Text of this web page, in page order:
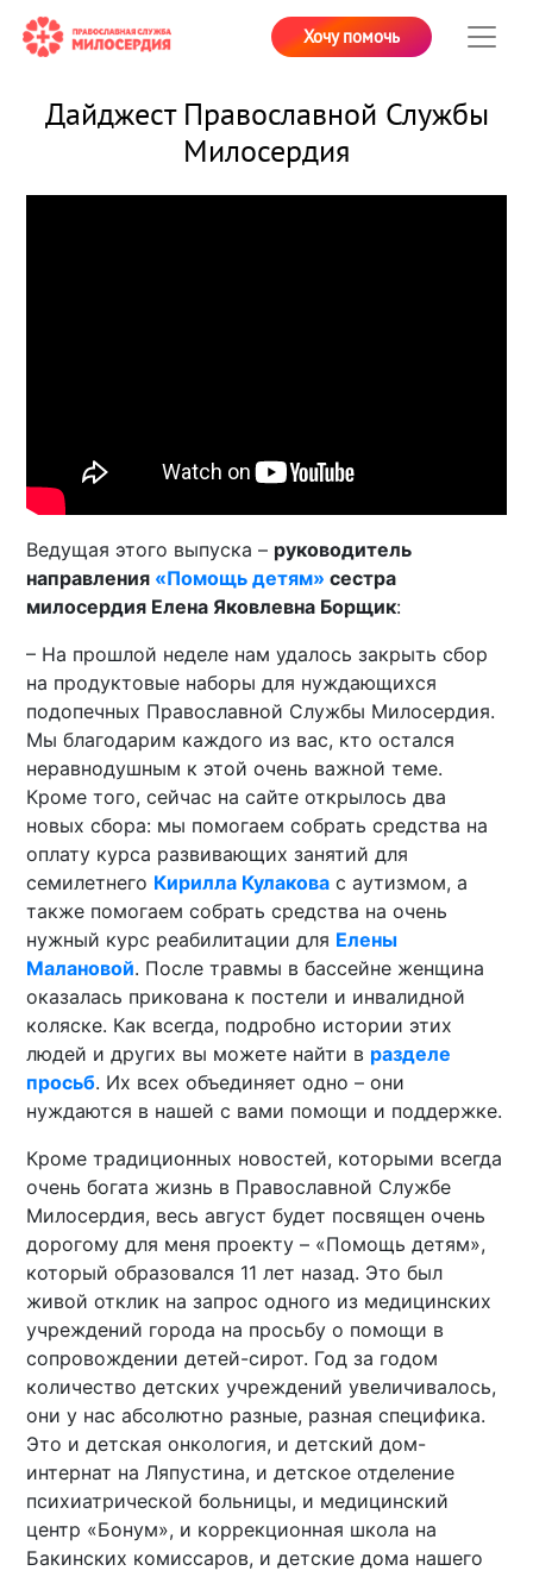
Хочу помочь
Дайджест Православной Службы
Милосердия
Ведущая этого выпуска – руководитель
направления «Помощь детям» сестра
милосердия Елена Яковлевна Борщик:
– На прошлой неделе нам удалось закрыть сбор
на продуктовые наборы для нуждающихся
подопечных Православной Службы Милосердия.
Мы благодарим каждого из вас, кто остался
неравнодушным к этой очень важной теме.
Кроме того, сейчас на сайте открылось два
новых сбора: мы помогаем собрать средства на
оплату курса развивающих занятий для
семилетнего Кирилла Кулакова с аутизмом, а
также помогаем собрать средства на очень
нужный курс реабилитации для Елены
Малановой. После травмы в бассейне женщина
оказалась прикована к постели и инвалидной
коляске. Как всегда, подробно истории этих
людей и других вы можете найти в разделе
просьб. Их всех объединяет одно – они
нуждаются в нашей с вами помощи и поддержке.
Кроме традиционных новостей, которыми всегда
очень богата жизнь в Православной Службе
Милосердия, весь август будет посвящен очень
дорогому для меня проекту – «Помощь детям»,
который образовался 11 лет назад. Это был
живой отклик на запрос одного из медицинских
учреждений города на просьбу о помощи в
сопровождении детей-сирот. Год за годом
количество детских учреждений увеличивалось,
они у нас абсолютно разные, разная специфика.
Это и детская онкология, и детский дом-
интернат на Ляпустина, и детское отделение
психиатрической больницы, и медицинский
центр «Бонум», и коррекционная школа на
Бакинских комиссаров, и детские дома нашего